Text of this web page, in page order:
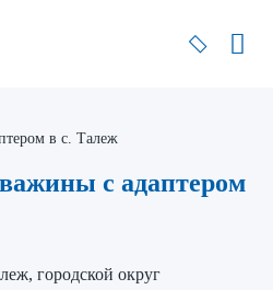
в с. Талеж
с адаптером
городской округ